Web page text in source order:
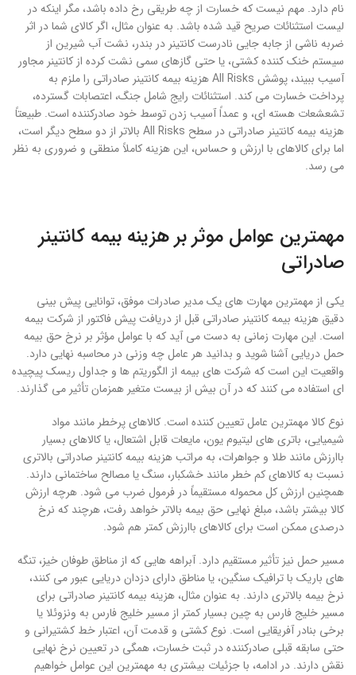
نام دارد. مهم نیست که خسارت از چه طریقی رخ داده باشد، مگر اینکه در
لیست استثنائات صریح قید شده باشد. به عنوان مثال، اگر کالای شما در اثر
ضربه ناشی از جابه جایی نادرست کانتینر در بندر، نشت آب شیرین از
سیستم خنک کننده کشتی، یا حتی گازهای سمی نشت کرده از کانتینر مجاور
آسیب ببیند، پوشش All Risks هزینه بیمه کانتینر صادراتی را ملزم به
پرداخت خسارت می کند. استثنائات رایج شامل جنگ، اعتصابات گسترده،
تشعشعات هسته ای، و عمداً آسیب زدن توسط خود صادرکننده است. طبیعتاً
هزینه بیمه کانتینر صادراتی در سطح All Risks بالاتر از دو سطح دیگر است،
اما برای کالاهای با ارزش و حساس، این هزینه کاملاً منطقی و ضروری به نظر
می رسد.
مهمترین عوامل موثر بر هزینه بیمه کانتینر
صادراتی
یکی از مهمترین مهارت های یک مدیر صادرات موفق، توانایی پیش بینی
دقیق هزینه بیمه کانتینر صادراتی قبل از دریافت پیش فاکتور از شرکت بیمه
است. این مهارت زمانی به دست می آید که با عوامل مؤثر بر نرخ حق بیمه
حمل دریایی آشنا شوید و بدانید هر عامل چه وزنی در محاسبه نهایی دارد.
واقعیت این است که شرکت های بیمه از الگوریتم ها و جداول ریسک پیچیده
ای استفاده می کنند که در آن بیش از بیست متغیر همزمان تأثیر می گذارند.
نوع کالا مهمترین عامل تعیین کننده است. کالاهای پرخطر مانند مواد
شیمیایی، باتری های لیتیوم یون، مایعات قابل اشتعال، یا کالاهای بسیار
باارزش مانند طلا و جواهرات، به مراتب هزینه بیمه کانتینر صادراتی بالاتری
نسبت به کالاهای کم خطر مانند خشکبار، سنگ یا مصالح ساختمانی دارند.
همچنین ارزش کل محموله مستقیماً در فرمول ضرب می شود. هرچه ارزش
کالا بیشتر باشد، مبلغ نهایی حق بیمه بالاتر خواهد رفت، هرچند که نرخ
درصدی ممکن است برای کالاهای باارزش کمتر هم شود.
مسیر حمل نیز تأثیر مستقیم دارد. آبراهه هایی که از مناطق طوفان خیز، تنگه
های باریک با ترافیک سنگین، یا مناطق دارای دزدان دریایی عبور می کنند،
نرخ بیمه بالاتری دارند. به عنوان مثال، هزینه بیمه کانتینر صادراتی برای
مسیر خلیج فارس به چین بسیار کمتر از مسیر خلیج فارس به ونزوئلا یا
برخی بنادر آفریقایی است. نوع کشتی و قدمت آن، اعتبار خط کشتیرانی و
حتی سابقه قبلی صادرکننده در ثبت خسارت، همگی در تعیین نرخ نهایی
نقش دارند. در ادامه، با جزئیات بیشتری به مهمترین این عوامل خواهیم